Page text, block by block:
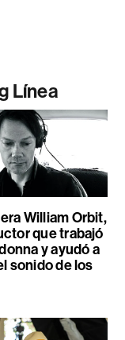
Línea
William Orbit,
que trabajó
y ayudó a
sonido de los